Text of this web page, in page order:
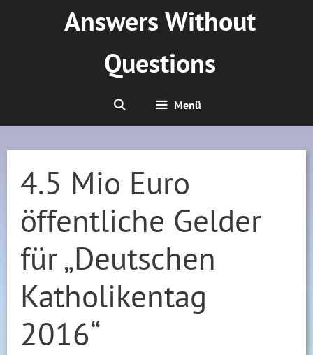
Answers Without
Questions
Menü
4.5 Mio Euro
öffentliche Gelder
für „Deutschen
Katholikentag
2016“